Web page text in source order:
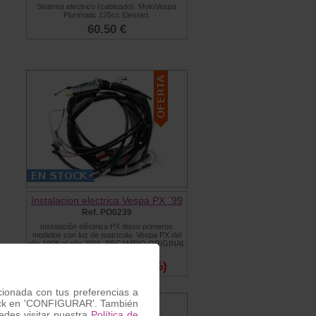
Sistema electrico (cableado). MotoVespa
Plurimatic 125cc Elestart.
60.50 €
Instalacion electrica Vespa PX ´99
Ref. PO0239
Instalación eléctrica PX disco primeros
modelos con luz de matricula. Vespa PX del
año 1998 al año 2001. RECAMBIO ORIGINAL
(9 %)
con tus preferencias a
en 'CONFIGURAR'. También